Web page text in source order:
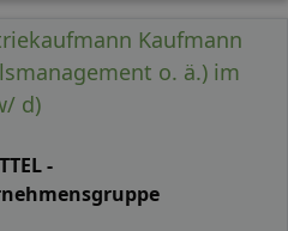
Kaufmann
o. ä.) im
d)
-